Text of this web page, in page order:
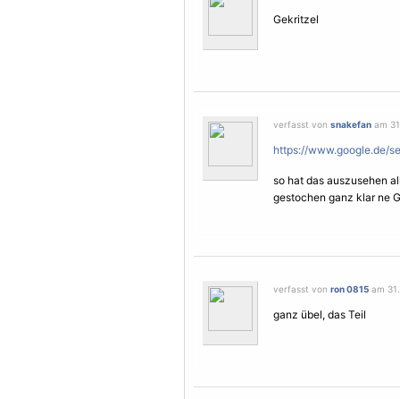
Gekritzel
verfasst von snakefan am
https://www.google.de/
so hat das auszusehen
gestochen ganz klar ne
verfasst von ron 0815 am
ganz übel, das Teil